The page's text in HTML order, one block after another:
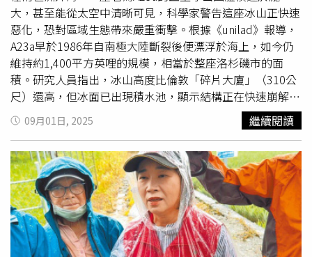
擬太空環境下的觀測條件。至於該裝置為何意外偏離航線，
NASA尚未給出明確解釋。由於美國政府部分部門目前處於
停擺狀態，NASA與氣球中心皆未正式對外說明。哈雷郡警
方則證實，他們早在設備墜落前就曾接獲NASA來電，表示
正在尋找一套失聯設備。最終，這場「天外來客」雖未造成
任何災損，卻為當地平靜農村增添一段不尋常的太空插曲。
大，甚至能從太空中清晰可見，科學家警告這座冰山正快速
惡化，恐對區域生態帶來嚴重衝擊。根據《unilad》報導，
A23a早於1986年自南極大陸斷裂後便漂浮於海上，如今仍
維持約1,400平方英哩的規模，相當於整座洛杉磯市的面
積。研究人員指出，冰山高度比倫敦「碎片大廈」（310公
尺）還高，但冰面已出現積水池，顯示結構正在快速崩解。
根據英國南極調查局（BAS）觀測，A23a正隨盛行洋流逐步
接近南喬治亞大陸架。該島僅有冰山一半大小，一旦冰山擱
淺，可能切斷企鵝與海豹的覓食通道。BAS生態系統團隊領
導者塔林教授（Professor Geraint Tarling）警告，這將迫
使企鵝繞遠路尋食，恐無法及時返回雛鳥身邊，造成族群威
脅。澳洲國立大學研究則提醒，南極環境正在發生快速且交
互作用的變化。研究首席作者艾布拉姆教授（Professor
Nerilie Abram）指出，只要全球氣溫再上升零點幾度，冰
層、海洋與生態系統惡化將急速加劇。她直言，若A23a完
09月01日, 2025 繼續閱讀